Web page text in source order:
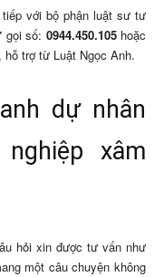
với bộ phận luật sư tư
gọi số: 0944.450.105hoặc
trợ từ Luật Ngọc Anh.
dự nhân
xâm
hỏi xin được tư vấn như
một câu chuyện không